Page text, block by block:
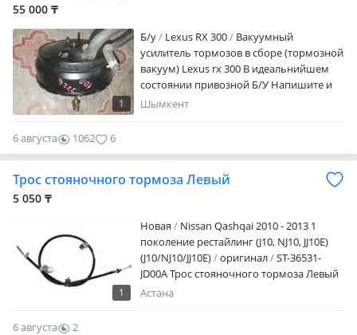
55 000 ₸
1
Б/y Lexus RX 300
Вакуумный
усилитель тормозов в сборе (тормозной
вакуум) Lexus rx 300 В идеальнийшем
состоянии привозной Б/У Напишите и
мы обязательно вам ответим. Писать
Шымкент
6 августа 1062 6
Трос стояночного тормоза Левый
5 050 ₸
1
Новая
Nissan Qashqai 2010 - 2013 1
поколение рестайлинг (J10, NJ10, JJ10E)
(J10/NJ10/JJ10E)
оригинал
ST-36531-
JD00A Трос стояночного тормоза Левый
NISSAN QASHQAI 2006-2013 Наличие и
Астана
6 августа
2